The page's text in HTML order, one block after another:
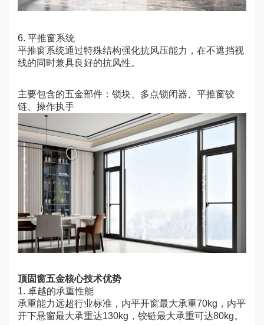
6. 平推窗系统
平推窗系统通过特殊结构强化抗风压能力，在不遮挡视
线的同时兼具良好的抗风性。
主要包含的五金部件：锁块、多点锁闭器、平推窗铰
链、操作执手
顶固窗五金核心技术优势
1. 卓越的承重性能
承重能力远超行业标准，内平开窗最大承重70kg，内平
开下悬窗最大承重达130kg，铰链最大承重可达80kg。